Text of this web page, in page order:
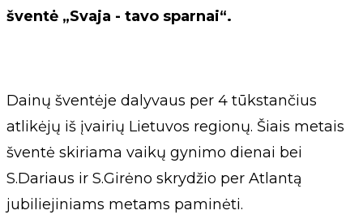
šventė „Svaja - tavo sparnai“.
Dainų šventėje dalyvaus per 4 tūkstančius
atlikėjų iš įvairių Lietuvos regionų. Šiais metais
šventė skiriama vaikų gynimo dienai bei
S.Dariaus ir S.Girėno skrydžio per Atlantą
jubiliejiniams metams paminėti.